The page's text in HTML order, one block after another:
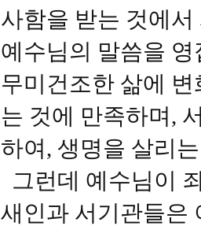
사함을 받는 것에
예수님의 말씀을
무미건조한 삶에
는 것에 만족하며,
하여, 생명을 살리
그런데 예수님이
새인과 서기관들은